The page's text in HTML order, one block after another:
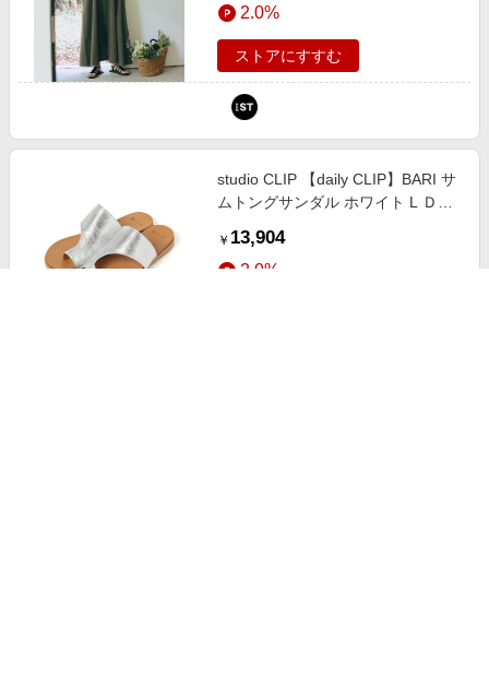
784978 and ST アンドエスティ
（旧ドットエスティ）
2.0%
ストアにすすむ
studio CLIP 【daily CLIP】BARI サ
ムトングサンダル ホワイト L ＤＣ
and ST アンドエスティ（旧ドット
エスティ）
￥ 13,904
2.0%